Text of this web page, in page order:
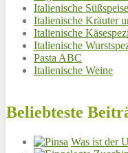
Italienische
Italienische Kräuter
Italienische
Italienische
Pasta ABC
Italienische Weine
Beliebteste
Was ist der